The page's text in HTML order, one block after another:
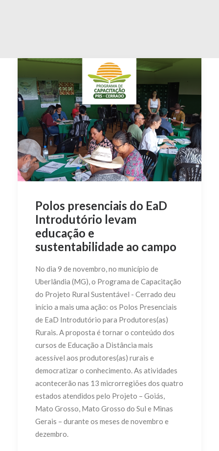
Polos presenciais do EaD
Introdutório levam
educação e
sustentabilidade ao campo
No dia 9 de novembro, no município de
Uberlândia (MG), o Programa de Capacitação
do Projeto Rural Sustentável - Cerrado deu
início a mais uma ação: os Polos Presenciais
de EaD Introdutório para Produtores(as)
Rurais. A proposta é tornar o conteúdo dos
cursos de Educação a Distância mais
acessível aos produtores(as) rurais e
democratizar o conhecimento. As atividades
acontecerão nas 13 microrregiões dos quatro
estados atendidos pelo Projeto – Goiás,
Mato Grosso, Mato Grosso do Sul e Minas
Gerais – durante os meses de novembro e
dezembro.